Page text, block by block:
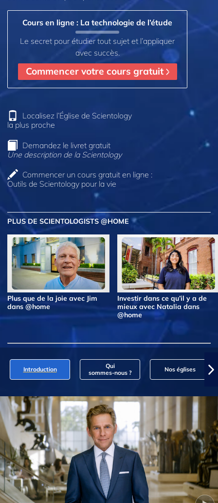
Cours en ligne : La technologie de l’étude
Le secret pour étudier tout sujet et l’appliquer
avec succès.
Commencer votre cours gratuit
Localisez l’Église de Scientology
la plus proche
Demandez le livret gratuit
Une description de la Scientology
Commencer un cours gratuit en ligne :
Outils de Scientology pour la vie
PLUS DE SCIENTOLOGISTS @HOME
Plus que de la joie avec Jim
dans @home
Investir dans ce qu’il y a de
mieux avec Natalia dans
@home
Introduction
Qui
sommes‑nous ?
Nos églises